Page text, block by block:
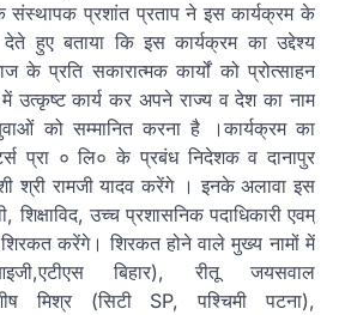
संस्थापक प्रशांत प्रताप ने इस कार्यक्रम के
हुए बताया कि इस कार्यक्रम का उद्देश्य
के प्रति सकारात्मक कार्यों को प्रोत्साहन
उत्कृष्ट कार्य कर अपने राज्य व देश का नाम
को सम्मानित करना है ।कार्यक्रम का
प्रा ० लि० के प्रबंध निदेशक व दानापुर
श्री रामजी यादव करेंगे । इनके अलावा इस
उच्च प्रशासनिक पदाधिकारी एवम्
करेंगे। शिरकत होने वाले मुख्य नामों में
बिहार), रीतू जयसवाल
मिश्र (सिटी SP, पश्चिमी पटना),